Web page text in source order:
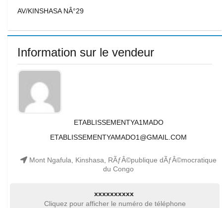
AV/KINSHASA NÂ°29
Information sur le vendeur
ETABLISSEMENTYA1MADO
ETABLISSEMENTYAMADO1@GMAIL.COM
Mont Ngafula, Kinshasa, RÃƒÂ©publique dÃƒÂ©mocratique
du Congo
xxxxxxxxxx
Cliquez pour afficher le numéro de téléphone